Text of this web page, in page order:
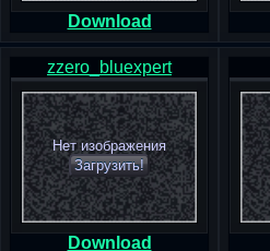
Download
zzero_bluexpert
Нет изображения
Загрузить!
Download